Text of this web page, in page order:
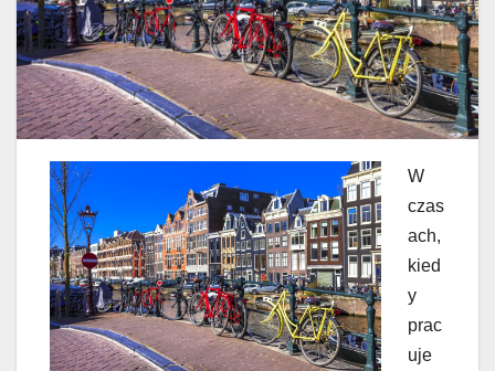
W
czas
ach,
kied
y
prac
uje